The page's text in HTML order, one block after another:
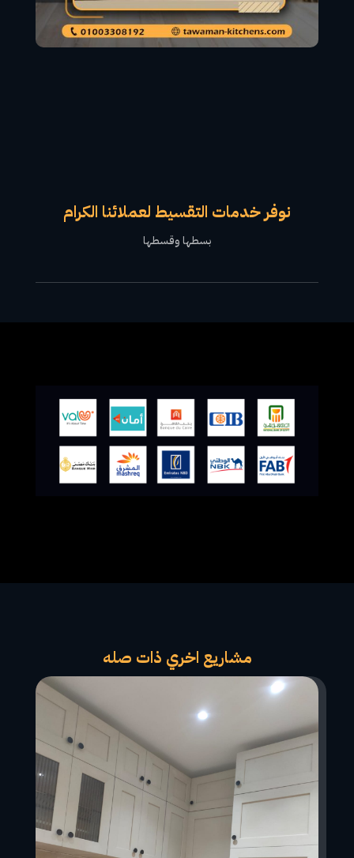
نوفر خدمات التقسيط لعملائنا الكرام
بسطها وقسطها
مشاريع اخري ذات صله